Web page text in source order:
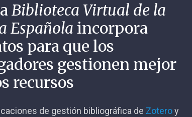
Biblioteca Virtual de la
Española incorpora
para que los
gestionen mejor
recursos
de gestión bibliográfica de Zoteroy